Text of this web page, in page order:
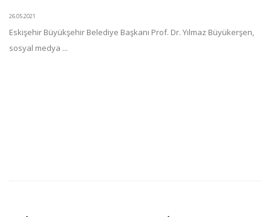
26.05.2021
Eskişehir Büyükşehir Belediye Başkanı Prof. Dr. Yılmaz Büyükerşen,
sosyal medya ...